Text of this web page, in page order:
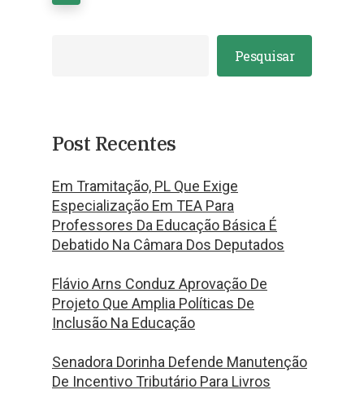
Pesquisar
Post Recentes
Em Tramitação, PL Que Exige
Especialização Em TEA Para
Professores Da Educação Básica É
Debatido Na Câmara Dos Deputados
Flávio Arns Conduz Aprovação De
Projeto Que Amplia Políticas De
Inclusão Na Educação
Senadora Dorinha Defende Manutenção
De Incentivo Tributário Para Livros